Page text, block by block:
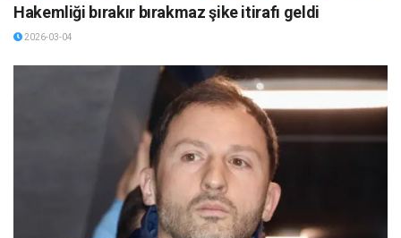
Hakemliği bırakır bırakmaz şike itirafı geldi
2026-03-04